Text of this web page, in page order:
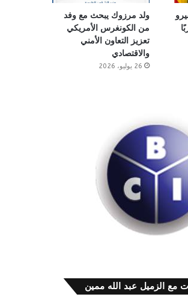
ولد مرزوك يبحث مع وفد
من الكونغرس الأمريكي
تعزيز التعاون الأمني
والاقتصادي
26 يوليو، 2026
مع الزميل عبد الله ممين